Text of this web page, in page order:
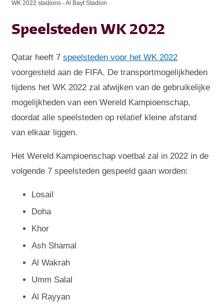
WK 2022 stadions - Al Bayt Stadion
Speelsteden WK 2022
Qatar heeft 7speelsteden voor het WK 2022
voorgesteld aan de FIFA. De transportmogelijkheden
tijdens het WK 2022 zal afwijken van de gebruikelijke
mogelijkheden van een Wereld Kampioenschap,
doordat alle speelsteden op relatief kleine afstand
van elkaar liggen.
Het Wereld Kampioenschap voetbal zal in 2022 in de
volgende 7 speelsteden gespeeld gaan worden:
Losail
Doha
Khor
Ash Shamal
Al Wakrah
Umm Salal
Al Rayyan